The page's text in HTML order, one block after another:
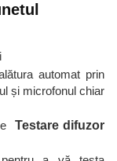
automat prin
și microfonul chiar
Testare difuzor